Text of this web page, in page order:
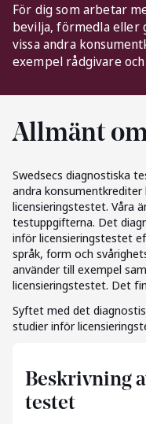
För dig som arbetar
bevilja, förmedla eller
vissa andra
exempel rådgivare
Allmänt
Swedsecs diagnostiska
andra konsumentkrediter
licensieringstestet. Våra
testuppgifterna. Det
inför licensieringstestet
språk, form och
använder till exempel
licensieringstestet. Det
Syftet med det
studier inför
Beskrivning
testet